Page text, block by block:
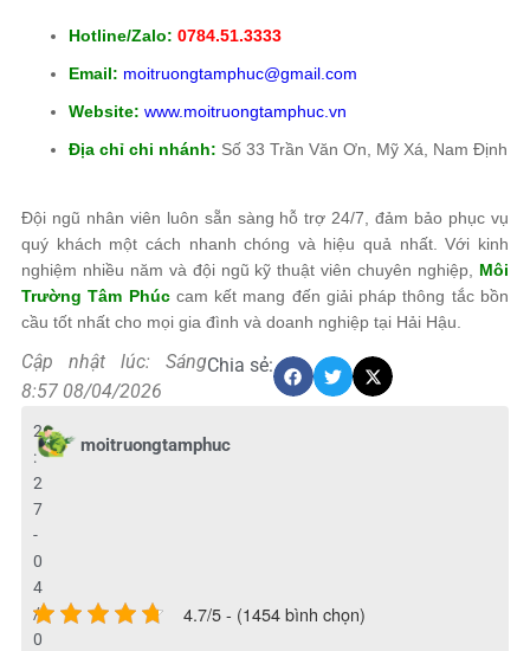
Hotline/Zalo: 0784.51.3333
Email: moitruongtamphuc@gmail.com
Website: www.moitruongtamphuc.vn
Địa chỉ chi nhánh: Số 33 Trần Văn Ơn, Mỹ Xá, Nam Định
Đội ngũ nhân viên luôn sẵn sàng hỗ trợ 24/7, đảm bảo phục vụ
quý khách một cách nhanh chóng và hiệu quả nhất. Với kinh
nghiệm nhiều năm và đội ngũ kỹ thuật viên chuyên nghiệp, Môi
Trường Tâm Phúccam kết mang đến giải pháp thông tắc bồn
cầu tốt nhất cho mọi gia đình và doanh nghiệp tại Hải Hậu.
Cập nhật lúc: Sáng
8:57 08/04/2026
Chia sẻ:
moitruongtamphuc
2
:
2
7
-
0
4
/
0
4.7/5 - (1454 bình chọn)